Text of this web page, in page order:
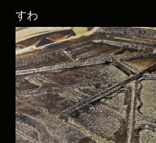
すわ